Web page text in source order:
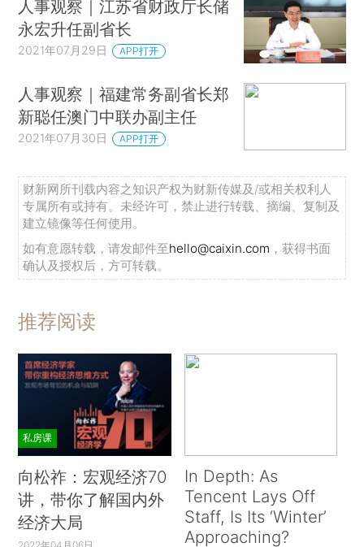
人事观察｜江苏省财政厅长储
永宏升任副省长
2021年07月29日 APP打开
人事观察｜福建常务副省长郑
新聪任澳门中联办副主任
2021年07月30日 APP打开
财新网所刊载内容之知识产权为财新传媒及/或相关权利人
专属所有或持有。未经许可，禁止进行转载、摘编、复制及
建立镜像等任何使用。
如有意愿转载，请发邮件至hello@caixin.com ，获得书面
确认及授权后，方可转载。
推荐阅读
私房课
向松祚：宏观经济70
讲，带你了解国内外
经济大局
In Depth: As
Tencent Lays Off
Staff, Is Its ‘Winter’
Approaching?